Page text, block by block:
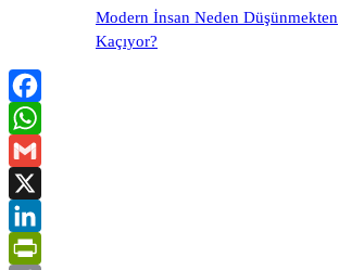
Modern İnsan Neden Düşünmekten
Kaçıyor?
Facebook
WhatsApp
Gmail
X
LinkedIn